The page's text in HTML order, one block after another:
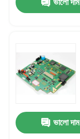
ভালো দাম
ভালো দাম